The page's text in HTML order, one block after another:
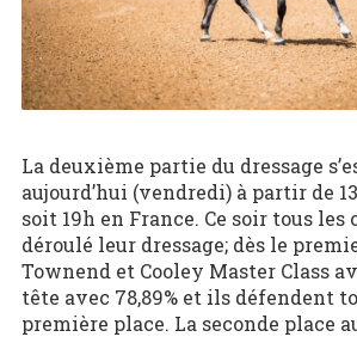
La deuxième partie du dressage
aujourd’hui (vendredi) à partir de
soit 19h en France. Ce soir tous
déroulé leur dressage; dès le
Townend et Cooley Master Class
tête avec 78,89% et ils défendent
première place. La seconde place